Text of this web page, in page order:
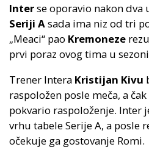
Interse oporavio nakon dva
Seriji Asada ima niz od tri
„Meaci“ pao Kremoneze
prvi poraz ovog tima u
Trener Intera Kristijan Kivu
raspoložen posle meča, a
pokvario raspoloženje. Inter
vrhu tabele Serije A, a posle
očekuje ga gostovanje Romi.